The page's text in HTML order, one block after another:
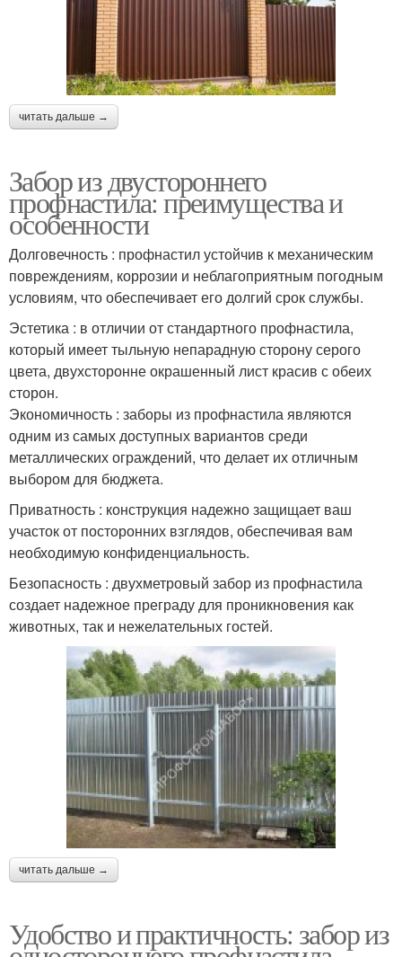
читать дальше →
Забор из двустороннего
профнастила: преимущества и
особенности
Долговечность : профнастил устойчив к механическим
повреждениям, коррозии и неблагоприятным погодным
условиям, что обеспечивает его долгий срок службы.
Эстетика : в отличии от стандартного профнастила,
который имеет тыльную непарадную сторону серого
цвета, двухсторонне окрашенный лист красив с обеих
сторон.
Экономичность : заборы из профнастила являются
одним из самых доступных вариантов среди
металлических ограждений, что делает их отличным
выбором для бюджета.
Приватность : конструкция надежно защищает ваш
участок от посторонних взглядов, обеспечивая вам
необходимую конфиденциальность.
Безопасность : двухметровый забор из профнастила
создает надежное преграду для проникновения как
животных, так и нежелательных гостей.
читать дальше →
Удобство и практичность: забор из